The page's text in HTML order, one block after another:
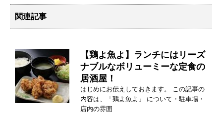
関連記事
【鶏よ魚よ】ランチにはリーズ
ナブルなボリューミーな定食の
居酒屋！
はじめにお伝えしておきます。 この記事の
内容は、「鶏よ魚よ」 について・駐車場・
店内の雰囲